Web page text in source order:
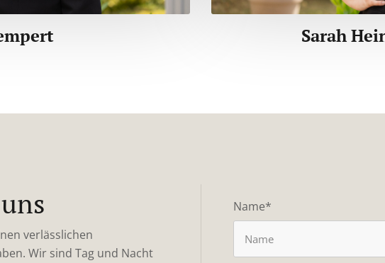
Sarah
verlässlichen
Wir sind Tag und Nacht
Name*